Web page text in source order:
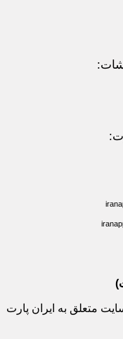
متعلق به ایران پارت